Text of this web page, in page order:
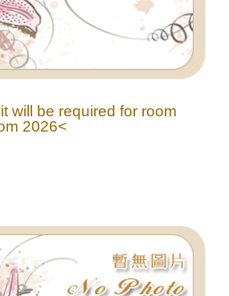
will be required for room
2026<